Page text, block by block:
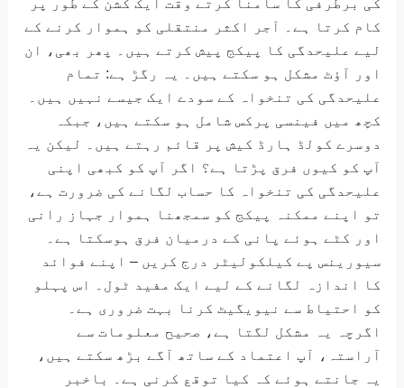
کام کرتا ہے۔ آجر اکثر منتقلی کو ہموار کرنے کے
لیے علیحدگی کا پیکج پیش کرتے ہیں۔ پھر بھی، ان
اور آؤٹ مشکل ہو سکتے ہیں۔ یہ رگڑ ہے: تمام
علیحدگی کی تنخواہ کے سودے ایک جیسے نہیں ہیں۔
کچھ میں فینسی پرکس شامل ہو سکتے ہیں، جبکہ
دوسرے کولڈ ہارڈ کیش پر قائم رہتے ہیں۔ لیکن یہ
آپ کو کیوں فرق پڑتا ہے؟ اگر آپ کو کبھی اپنی
علیحدگی کی تنخواہ کا حساب لگانے کی ضرورت ہے،
تو اپنے ممکنہ پیکج کو سمجھنا ہموار جہاز رانی
اور کٹے ہوئے پانی کے درمیان فرق ہوسکتا ہے۔
سیورینس پے کیلکولیٹر درج کریں – اپنے فوائد
کا اندازہ لگانے کے لیے ایک مفید ٹول۔ اس پہلو
کو احتیاط سے نیویگیٹ کرنا بہت ضروری ہے۔
اگرچہ یہ مشکل لگتا ہے، صحیح معلومات سے
آراستہ، آپ اعتماد کے ساتھ آگے بڑھ سکتے ہیں،
یہ جانتے ہوئے کہ کیا توقع کرنی ہے۔ باخبر